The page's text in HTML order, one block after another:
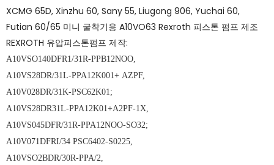
XCMG 65D, Xinzhu 60, Sany 55, Liugong 906, Yuchai 60,
Futian 60/65 미니 굴착기용 A10VO63 Rexroth 피스톤 펌프 제조
REXROTH 유압피스톤펌프 제작:
A10VSO140DFR1/31R-PPB12NOO,
A10VS28DR/31L-PPA12K001+ AZPF,
A10V028DR/31K-PSC62K01;
A10VS28DR31L-PPA12K01+A2PF-1X,
A10VS045DFR/31R-PPA12NOO-SO32;
A10V071DFRI/34 PSC6402-S0225,
A10VSO2BDR/30R-PPA/2,